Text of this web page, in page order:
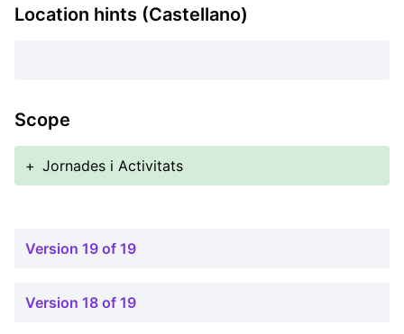
Location hints (Castellano)
Scope
+ Jornades i Activitats
Version 19 of 19
Version 18 of 19